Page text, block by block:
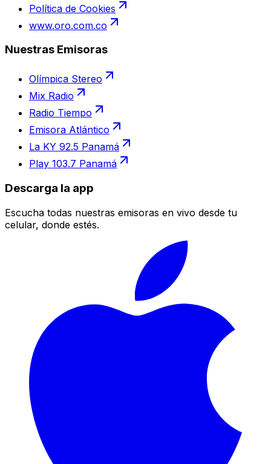
Política de Cookies
www.oro.com.co
Nuestras Emisoras
Olímpica Stereo
Mix Radio
Radio Tiempo
Emisora Atlántico
La KY 92.5 Panamá
Play 103.7 Panamá
Descarga la app
Escucha todas nuestras emisoras en vivo desde tu
celular, donde estés.